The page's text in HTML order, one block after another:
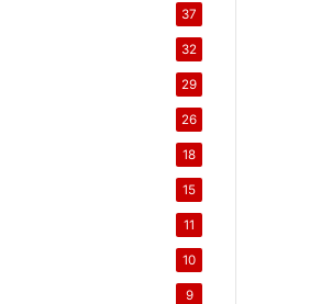
37
32
29
26
18
15
11
10
9